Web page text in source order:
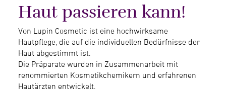
Haut passieren kann!
Von Lupin Cosmetic ist eine hochwirksame
Hautpflege, die auf die individuellen Bedürfnisse der
Haut abgestimmt ist.
Die Präparate wurden in Zusammenarbeit mit
renommierten Kosmetikchemikern und erfahrenen
Hautärzten entwickelt.